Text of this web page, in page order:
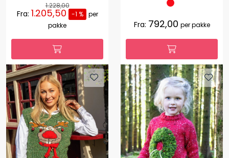
1.228,00
Fra: 1.205,50 -1 %
per
pakke
Fra: 792,00 per pakke